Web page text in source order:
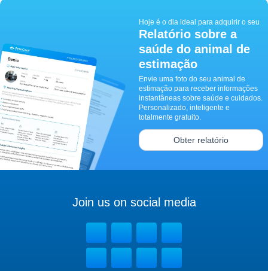
Hoje é o dia ideal para adquirir o seu
Relatório sobre a
saúde do animal de
estimação
Envie uma foto do seu animal de
estimação para receber informações
instantâneas sobre saúde e cuidados.
Personalizado, inteligente e
totalmente gratuito.
Obter relatório
Join us on social media